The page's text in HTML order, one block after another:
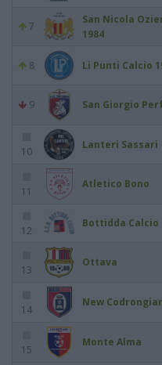
7
San Nicola
1984
8 Li Punti Calcio
9 San Giorgio
10
Lanteri Sassari
11
Atletico Bono
12
Bottidda Calcio
13
Ottava
14
New
15
Monte Alma